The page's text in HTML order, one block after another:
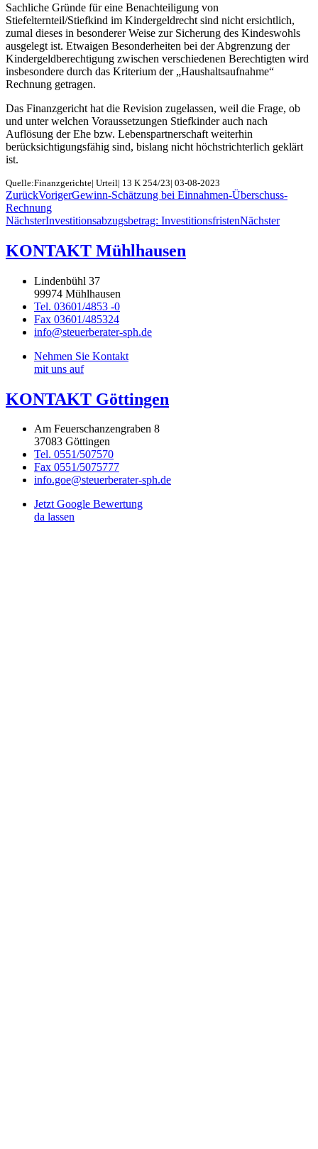
Sachliche Gründe für eine Benachteiligung von
Stiefelternteil/Stiefkind im Kindergeldrecht sind nicht ersichtlich,
zumal dieses in besonderer Weise zur Sicherung des Kindeswohls
ausgelegt ist. Etwaigen Besonderheiten bei der Abgrenzung der
Kindergeldberechtigung zwischen verschiedenen Berechtigten wird
insbesondere durch das Kriterium der „Haushaltsaufnahme“
Rechnung getragen.
Das Finanzgericht hat die Revision zugelassen, weil die Frage, ob
und unter welchen Voraussetzungen Stiefkinder auch nach
Auflösung der Ehe bzw. Lebenspartnerschaft weiterhin
berücksichtigungsfähig sind, bislang nicht höchstrichterlich geklärt
ist.
Quelle:Finanzgerichte| Urteil| 13 K 254/23| 03-08-2023
ZurückVorigerGewinn-Schätzung bei Einnahmen-Überschuss-
Rechnung
NächsterInvestitionsabzugsbetrag: InvestitionsfristenNächster
KONTAKT Mühlhausen
Lindenbühl 37
99974 Mühlhausen
Tel. 03601/4853 -0
Fax 03601/485324
info@steuerberater-sph.de
Nehmen Sie Kontakt
mit uns auf
KONTAKT Göttingen
Am Feuerschanzengraben 8
37083 Göttingen
Tel. 0551/507570
Fax 0551/5075777
info.goe@steuerberater-sph.de
Jetzt Google Bewertung
da lassen